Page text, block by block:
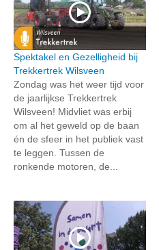
Spektakel en Gezelligheid bij
Trekkertrek Wilsveen
Zondag was het weer tijd voor
de jaarlijkse Trekkertrek
Wilsveen! Midvliet was erbij
om al het geweld op de baan
én de sfeer in het publiek vast
te leggen. Tussen de
ronkende motoren, de...